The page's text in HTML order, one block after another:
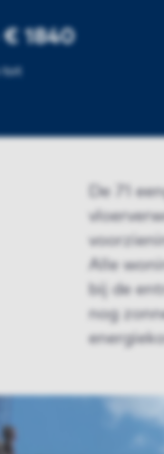
€ 1840
tot
De 71
Alle
bij de
nog